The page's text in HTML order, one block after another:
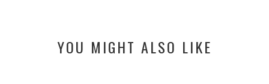
YOU MIGHT ALSO LIKE